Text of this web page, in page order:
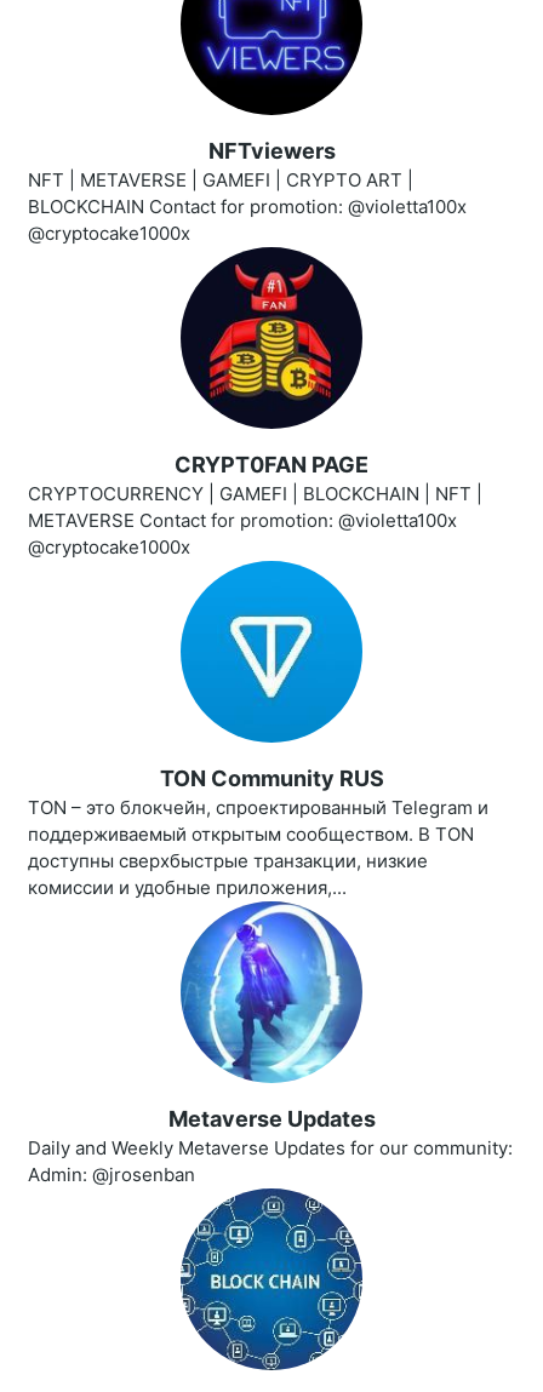
NFTviewers
NFT | METAVERSE | GAMEFI | CRYPTO ART |
BLOCKCHAIN Contact for promotion: @violetta100x
@cryptocake1000x
CRYPT0FAN PAGE
CRYPTOCURRENCY | GAMEFI | BLOCKCHAIN | NFT |
METAVERSE Contact for promotion: @violetta100x
@cryptocake1000x
TON Community RUS
TON – это блокчейн, спроектированный Telegram и
поддерживаемый открытым сообществом. В TON
доступны сверхбыстрые транзакции, низкие
комиссии и удобные приложения,...
Metaverse Updates
Daily and Weekly Metaverse Updates for our community:
Admin: @jrosenban